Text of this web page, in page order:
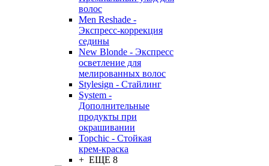
волос
Men Reshade -
Экспресс-коррекция
седины
New Blonde - Экспресс
осветление для
мелированных волос
Stylesign - Стайлинг
System -
Дополнительные
продукты при
окрашивании
Topchic - Стойкая
крем-краска
+ ЕЩЕ 8